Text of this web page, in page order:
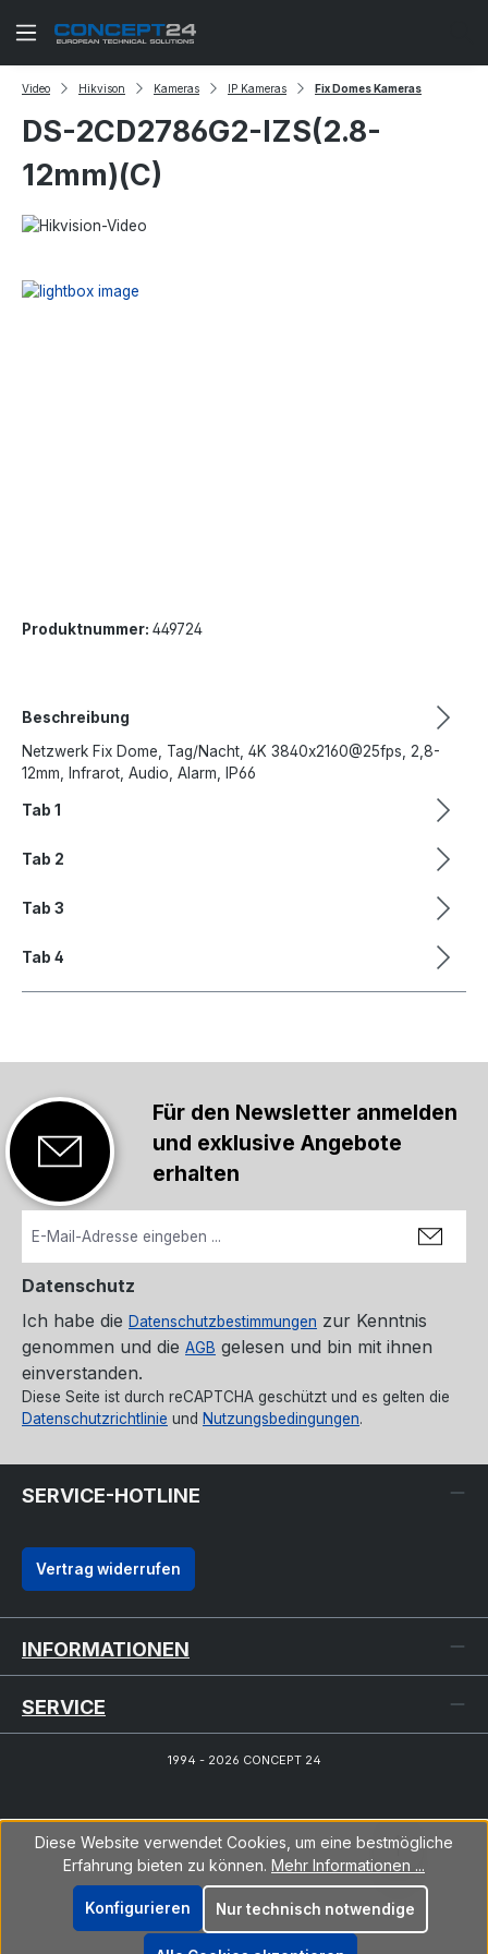
Zum Hauptinhalt springen
Video Hikvison Kameras IP Kameras Fix Domes Kameras
DS-2CD2786G2-IZS(2.8-
12mm)(C)
Produktnummer: 449724
Beschreibung
Netzwerk Fix Dome, Tag/Nacht, 4K 3840x2160@25fps, 2,8-
12mm, Infrarot, Audio, Alarm, IP66
Tab 1
Tab 2
Tab 3
Tab 4
Für den Newsletter anmelden
und exklusive Angebote
erhalten
Datenschutz
Ich habe die Datenschutzbestimmungen zur Kenntnis
genommen und die AGB gelesen und bin mit ihnen
einverstanden.
Diese Seite ist durch reCAPTCHA geschützt und es gelten die
Datenschutzrichtlinie und Nutzungsbedingungen.
SERVICE-HOTLINE
Vertrag widerrufen
INFORMATIONEN
SERVICE
1994 - 2026 CONCEPT 24
Diese Website verwendet Cookies, um eine bestmögliche
Erfahrung bieten zu können. Mehr Informationen ...
Nur technisch notwendige
Konfigurieren